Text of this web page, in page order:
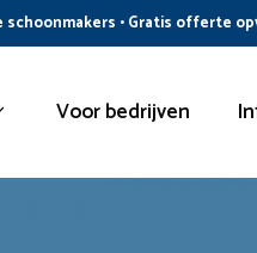
• Gratis offerte
Voor bedrijven